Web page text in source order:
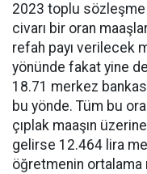
2023 toplu sözleşme
civarı bir oran
refah payı verilecek
yönünde fakat yine
18.71 merkez
bu yönde. Tüm bu
çıplak maaşın
gelirse 12.464 lira
öğretmenin ortalama